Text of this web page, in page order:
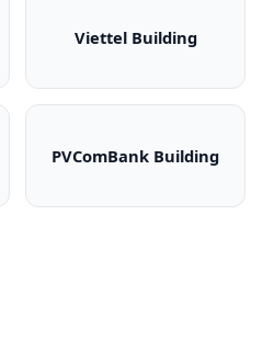
Tower
Viettel Building
Viettel Building
PVComBank Building
PVComBank